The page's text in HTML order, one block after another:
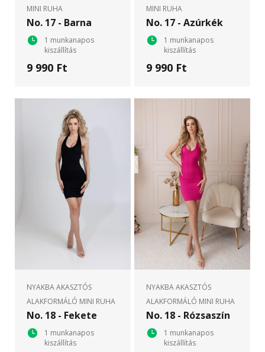
MINI RUHA
No. 17 - Barna
1 munkanapos
kiszállítás
9 990 Ft
MINI RUHA
No. 17 - Azúrkék
1 munkanapos
kiszállítás
9 990 Ft
NYAKBA AKASZTÓS
ALAKFORMÁLÓ MINI RUHA
No. 18 - Fekete
1 munkanapos
kiszállítás
NYAKBA AKASZTÓS
ALAKFORMÁLÓ MINI RUHA
No. 18 - Rózsaszín
1 munkanapos
kiszállítás